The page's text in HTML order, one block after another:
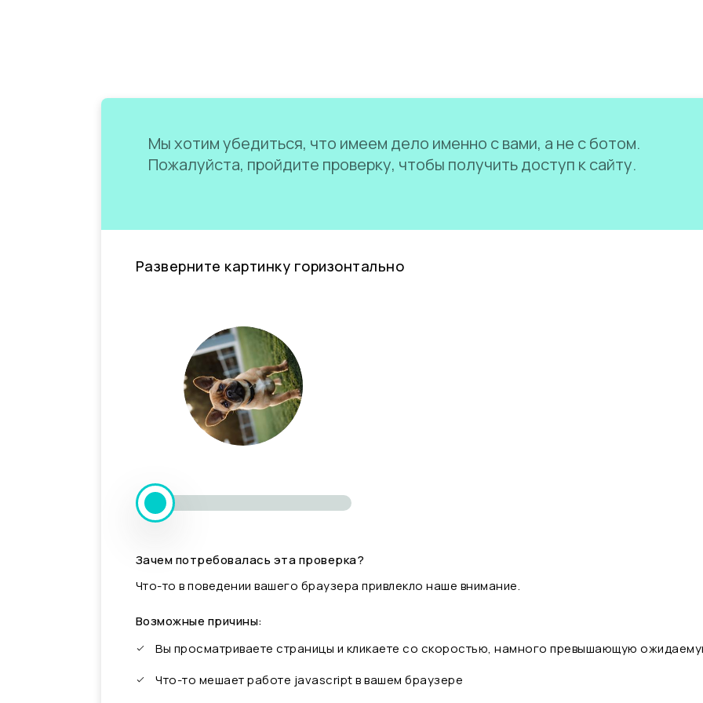
Мы хотим убедиться, что имеем дело именно с вами, а не с ботом.
Пожалуйста, пройдите проверку, чтобы получить доступ к сайту.
Разверните картинку горизонтально
Зачем потребовалась эта проверка?
Что-то в поведении вашего браузера привлекло наше внимание.
Возможные причины:
Вы просматриваете страницы и кликаете со скоростью, намного превышающую
Что-то мешает работе javascript в вашем браузере